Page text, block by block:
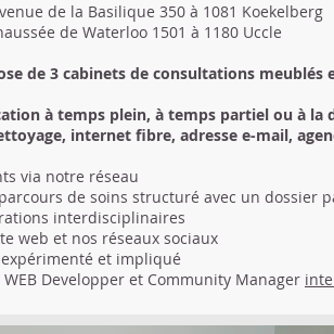
de la Basilique 350 à 1081 Koekelberg
de Waterloo 1501 à 1180 Uccle
de 3 cabinets de consultations
à temps plein, à temps partiel ou à
internet fibre, adresse e-mail,
via notre réseau
de soins structuré avec un dossier
interdisciplinaires
web et nos réseaux sociaux
et impliqué
Developper et Community Manager